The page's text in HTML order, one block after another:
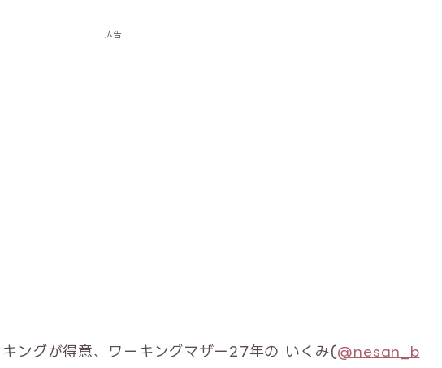
広告
ングが得意、ワーキングマザー27年の いくみ(@nesan_b